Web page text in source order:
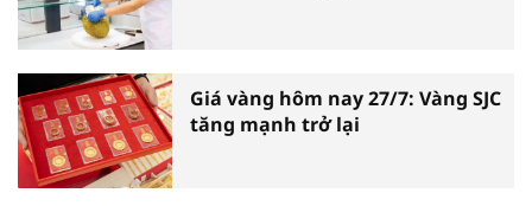
Giá vàng hôm nay 27/7: Vàng SJC
tăng mạnh trở lại